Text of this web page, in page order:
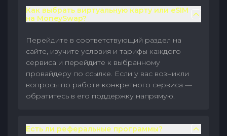
Как выбрать виртуальную карту или eSIM
на MoneySwap?
Перейдите в соответствующий раздел на
сайте, изучите условия и тарифы каждого
сервиса и перейдите к выбранному
провайдеру по ссылке. Если у вас возникли
вопросы по работе конкретного сервиса —
обратитесь в его поддержку напрямую.
Есть ли реферальные программы?